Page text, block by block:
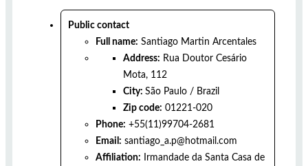
Public contact
Full name: Santiago Martin Arcentales
Address: Rua Doutor Cesário
Mota, 112
City: São Paulo / Brazil
Zip code: 01221-020
Phone: +55(11)99704-2681
Email: santiago_a.p@hotmail.com
Affiliation:
Irmandade da Santa Casa de